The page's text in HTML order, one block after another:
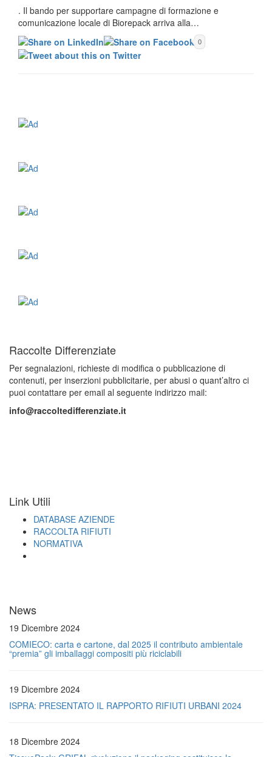
. Il bando per supportare campagne di formazione e
comunicazione locale di Biorepack arriva alla…
0
Raccolte Differenziate
Per segnalazioni, richieste di modifica o pubblicazione di
contenuti, per inserzioni pubblicitarie, per abusi o quant’altro ci
puoi contattare per email al seguente indirizzo mail:
info@raccoltedifferenziate.it
Link Utili
DATABASE AZIENDE
RACCOLTA RIFIUTI
NORMATIVA
News
19 Dicembre 2024
COMIECO: carta e cartone, dal 2025 il contributo ambientale
“premia” gli imballaggi compositi più riciclabili
19 Dicembre 2024
ISPRA: PRESENTATO IL RAPPORTO RIFIUTI URBANI 2024
18 Dicembre 2024